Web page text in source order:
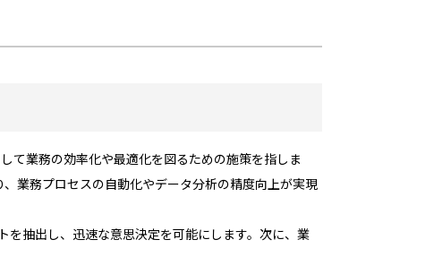
業務の効率化や最適化を図るための施策を指しま
業務プロセスの自動化やデータ分析の精度向上が実現
を抽出し、迅速な意思決定を可能にします。次に、業